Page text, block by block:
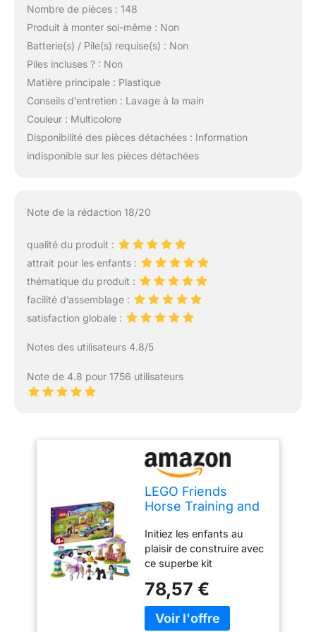
Nombre de pièces : 148
Produit à monter soi-même : Non
Batterie(s) / Pile(s) requise(s) : Non
Piles incluses ? : Non
Matière principale : Plastique
Conseils d’entretien : Lavage à la main
Couleur : Multicolore
Disponibilité des pièces détachées : Information
indisponible sur les pièces détachées
Note de la rédaction 18/20
qualité du produit :
attrait pour les enfants :
thématique du produit :
facilité d’assemblage :
satisfaction globale :
Notes des utilisateurs 4.8/5
Note de 4.8 pour 1756 utilisateurs
LEGO Friends
Horse Training and
construction
Friends Stephanie
et Emma et 2
animaux ; nouveau
2021 (148 pièces),
multicolore, taille
unique
Initiez les enfants au
plaisir de construire avec
ce superbe kit
Friends rempli de
fonctionnalités pour
inspirer les jeux de rôle
78,57 €